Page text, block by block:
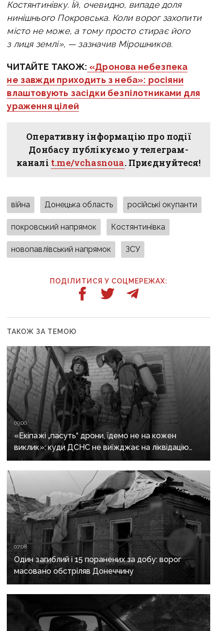
Костянтинівку. Їй, очевидно, випаде доля
нинішнього Покровська. Коли ворог захопити
місто не може, а тому просто стирає його
з лиця землі», — зазначив Мірошников.
ЧИТАЙТЕ ТАКОЖ: «Дронова небезпека
не завжди приходить з неба»: росіяни
влаштовують засідки безпілотниками для
ураження цілей
Оперативну інформацію про події
Донбасу публікуємо у телеграм-
каналі t.me/vchasnoua. Приєднуйтеся!
війна Донецька область російські окупанти
покровський напрямок Костянтинівка
новопавлівський напрямок ЗСУ
ПОДІЛИТИСЯ У СОЦМЕРЕЖАХ:
ТАКОЖ ЗА ТЕМОЮ
09:00
«Екіпажі „пасуть“ дрони, їдемо не на кожен
виклик»: куди ДСНС не виїжджає на ліквідацію
надзвичайних ситуацій у Краматорську
та Слов’янську
07:08
Один загиблий і 15 поранених за добу: ворог
масовано обстріляв Донеччину